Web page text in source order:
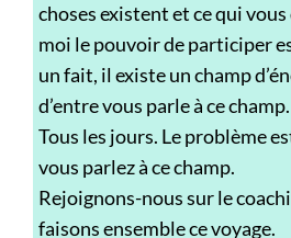
choses existent et ce qui vous
moi le pouvoir de participer
un fait, il existe un champ
d’entre vous parle à ce champ.
Tous les jours. Le problème
vous parlez à ce champ.
Rejoignons-nous sur le
faisons ensemble ce voyage.